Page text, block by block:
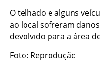
O telhado e alguns
ao local sofreram
devolvido para a área
Foto: Reprodução